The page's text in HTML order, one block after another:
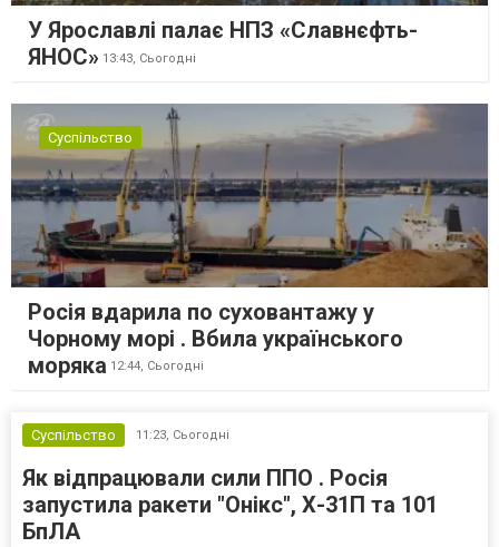
У Ярославлі палає НПЗ «Славнєфть-
ЯНОС» 13:43, Сьогодні
Суспільство
Росія вдарила по суховантажу у
Чорному морі . Вбила українського
моряка 12:44, Сьогодні
Суспільство 11:23, Сьогодні
Як відпрацювали сили ППО . Росія
запустила ракети "Онікс", Х-31П та 101
БпЛА